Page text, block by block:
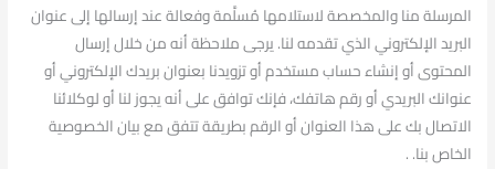
المرسلة منا والمخصصة لاستلامها مُسلَّمة وفعالة عند إرسالها إلى عنوان
البريد الإلكتروني الذي تقدمه لنا. يرجى ملاحظة أنه من خلال إرسال
المحتوى أو إنشاء حساب مستخدم أو تزويدنا بعنوان بريدك الإلكتروني أو
عنوانك البريدي أو رقم هاتفك، فإنك توافق على أنه يجوز لنا أو لوكلائنا
الاتصال بك على هذا العنوان أو الرقم بطريقة تتفق مع بيان الخصوصية
الخاص بنا. .